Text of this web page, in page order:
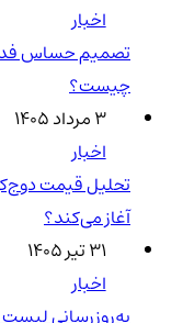
اخبار
تصمیم حساس فدرال
چیست؟
۳ مرداد ۱۴۰۵
اخبار
آغاز می‌کند؟
۳۱ تیر ۱۴۰۵
اخبار